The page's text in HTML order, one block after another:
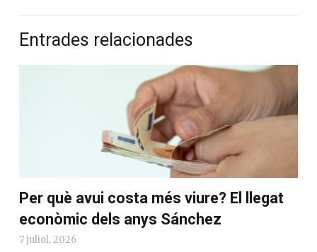
Entrades relacionades
Per què avui costa més viure? El llegat
econòmic dels anys Sánchez
7 juliol, 2026